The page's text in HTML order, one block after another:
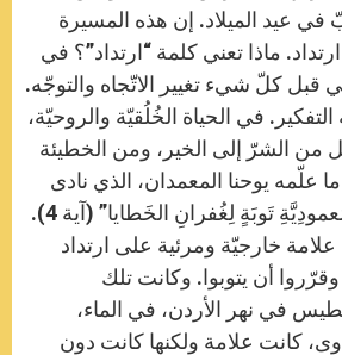
في عيد الميلاد. إن هذه المسيرة
ماذا تعني كلمة “ارتداد”؟ في
قبل كلّ شيء تغيير الاتّجاه والتوجّه.
التفكير. في الحياة الخُلُقيّة والروحيّة،
من الشرّ إلى الخير، ومن الخطيئة
علّمه يوحنا المعمدان، الذي نادى
في برّية اليهودية “بِمَعمودِيَّةِ تَوبَةٍ لِغُفرانِ الخَطايا” (آية 4).
خارجيّة ومرئية على ارتداد
أن يتوبوا. وكانت تلك
في نهر الأردن، في الماء،
كانت علامة ولكنها كانت دون